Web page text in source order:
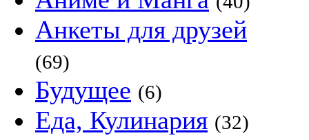
Анкеты для друзей
(69)
Будущее (6)
Еда, Кулинария (32)